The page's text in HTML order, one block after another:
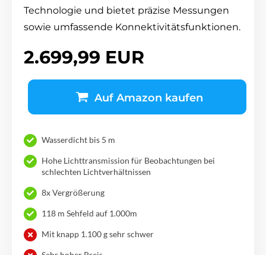
Technologie und bietet präzise Messungen
sowie umfassende Konnektivitätsfunktionen.
2.699,99 EUR
Auf Amazon kaufen
Wasserdicht bis 5 m
Hohe Lichttransmission für Beobachtungen bei
schlechten Lichtverhältnissen
8x Vergrößerung
118 m Sehfeld auf 1.000m
Mit knapp 1.100 g sehr schwer